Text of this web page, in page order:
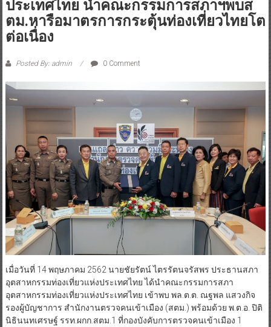
ประเทศไทย นำคณะกรรมการสภาฯพบส
ตม.หารือมาตรการกระตุ้นท่องเที่ยวไทยโต
ต่อเนื่อง
Posted By: admin 0 Comment
เมื่อวันที่ 14 พฤษภาคม 2562 นายชัยรัตน์ ไตรรัตนจรัสพร ประธานสภา
อุตสาหกรรมท่องเที่ยวแห่งประเทศไทย ได้นำคณะกรรมการสภา
อุตสาหกรรมท่องเที่ยวแห่งประเทศไทย เข้าพบ พล.ต.ต. ณฐพล แสวงกิจ
รองผู้บัญชาการ สำนักงานตรวจคนเข้าเมือง (สตม.) พร้อมด้วย พ.ต.อ. ปิติ
นิธินนทเศรษฐ์ รรท.ผกก.สตม.1 ที่กองบังคับการตรวจคนเข้าเมือง 1